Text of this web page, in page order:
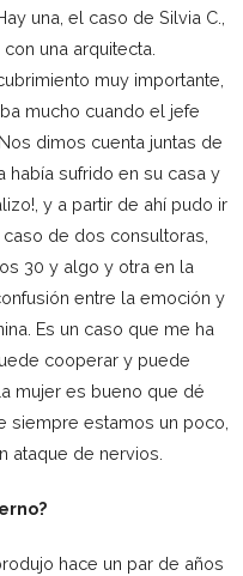
una, el caso de Silvia C.,
una arquitecta.
muy importante,
mucho cuando el jefe
dimos cuenta juntas de
sufrido en su casa y
y a partir de ahí pudo ir
de dos consultoras,
30 y algo y otra en la
entre la emoción y
Es un caso que me ha
cooperar y puede
mujer es bueno que dé
siempre estamos un poco,
ataque de nervios.
hace un par de años